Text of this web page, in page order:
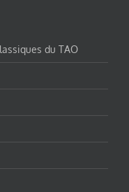
du TAO